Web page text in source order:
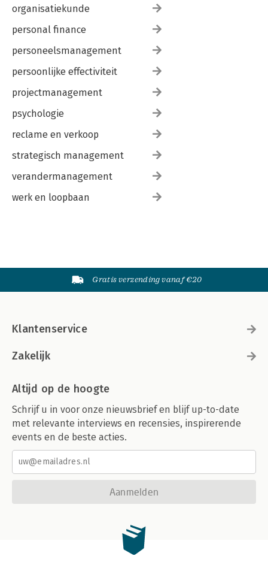
organisatiekunde
personal finance
personeelsmanagement
persoonlijke effectiviteit
projectmanagement
psychologie
reclame en verkoop
strategisch management
verandermanagement
werk en loopbaan
Gratis verzending vanaf €20
Klantenservice
Zakelijk
Altijd op de hoogte
Schrijf u in voor onze nieuwsbrief en blijf up-to-date
met relevante interviews en recensies, inspirerende
events en de beste acties.
Aanmelden